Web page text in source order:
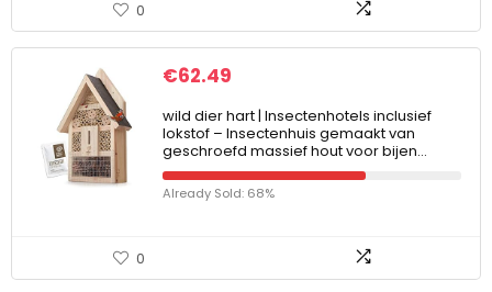
0
€62.49
wild dier hart | Insectenhotels inclusief
lokstof – Insectenhuis gemaakt van
geschroefd massief hout voor bijen…
Already Sold: 68%
0